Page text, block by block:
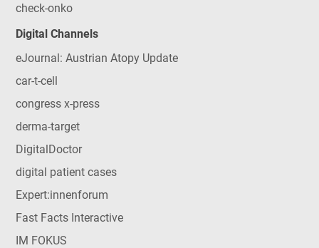
check-onko
Digital Channels
eJournal: Austrian Atopy Update
car-t-cell
congress x-press
derma-target
DigitalDoctor
digital patient cases
Expert:innenforum
Fast Facts Interactive
IM FOKUS